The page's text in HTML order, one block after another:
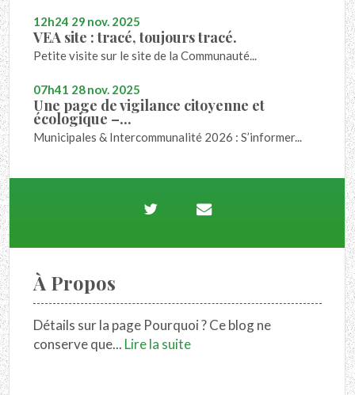
12h24 29 nov. 2025
VEA site : tracé, toujours tracé.
Petite visite sur le site de la Communauté...
07h41 28nov. 2025
Une page de vigilance citoyenne et
écologique –...
Municipales & Intercommunalité 2026 : S’informer...
À Propos
Détails sur la page Pourquoi ? Ce blog ne
conserve que... Lire la suite